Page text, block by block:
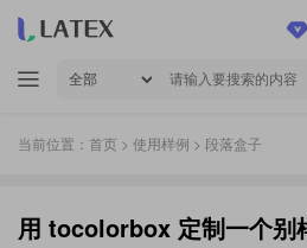
当前位置： 首页 > 使用样例 > 段落盒子
用 tocolorbox 定制一个别